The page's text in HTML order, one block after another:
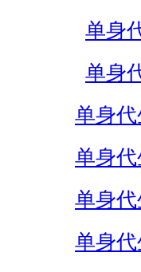
单身
单身
单身
单身
单身
单身